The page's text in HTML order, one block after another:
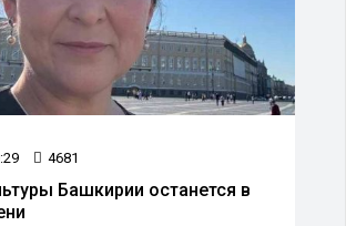
4681
Башкирии останется в